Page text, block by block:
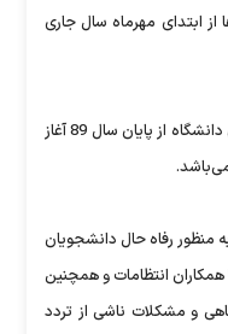
ابتدای مهر‌ماه سال جاری
جوادي افزود: ساخت گيت‌های مجتمع کوی دانشگاه از پايان سال 89 آغاز
رفاه حال دانشجويان
انتظامات و همچنين
و مشکلات ناشی از تردد